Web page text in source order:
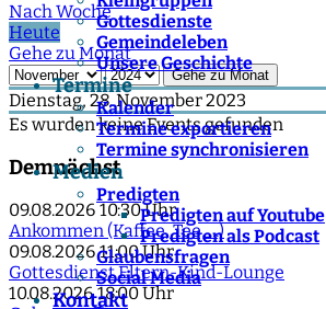
Gottesdienste
Gemeindeleben
Unsere Geschichte
Termine
Kalender
Termine exportieren
Termine synchronisieren
Medien
Predigten
Predigten auf Youtube
Predigten als Podcast
Glaubensfragen
Social Media
Kontakt
Nach Woche
Heute
Gehe zu Monat
Gehe zu Monat
Dienstag, 28. November 2023
Es wurden keine Events gefunden
Demnächst
09.08.2026 10:30 Uhr
Ankommen (Kaffee, Tee, ...)
09.08.2026 11:00 Uhr
Gottesdienst Eltern-Kind-Lounge
10.08.2026 18:00 Uhr